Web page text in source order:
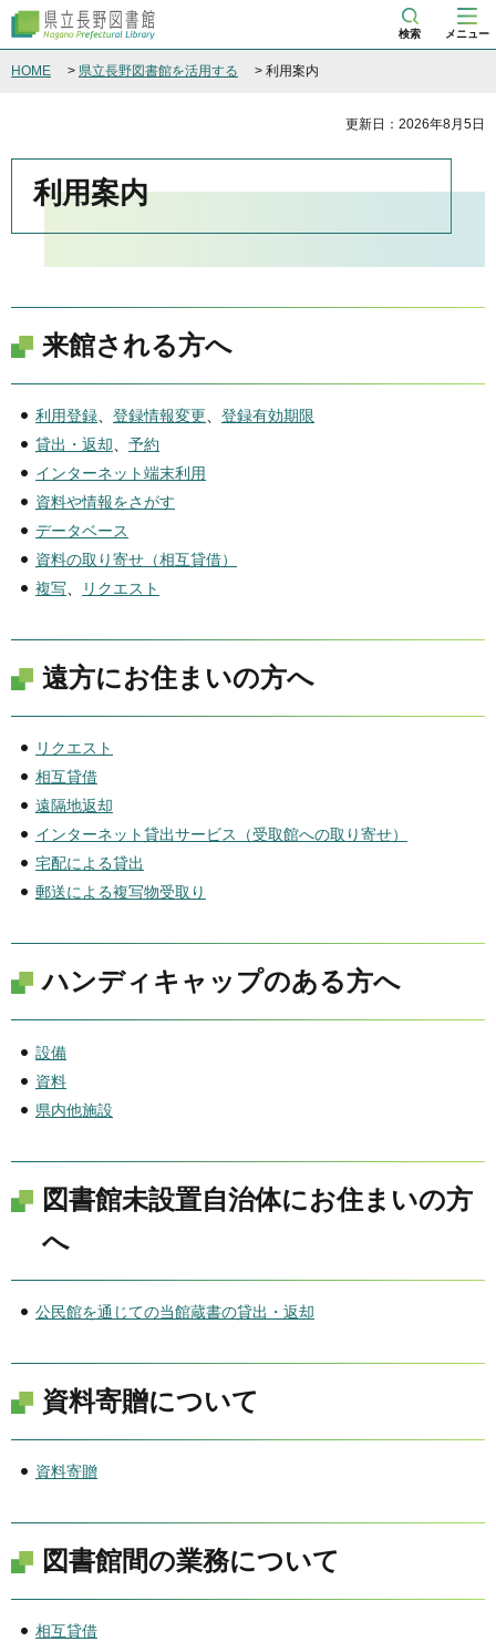
県立長野図書館
検索 メニュー
HOME > 県立長野図書館を活用する > 利用案内
更新日：2026年8月5日
利用案内
来館される方へ
利用登録 登録情報変更
登録有効期限
貸出・返却
予約
インターネット端末利用
資料や情報をさがす
データベース
資料の取り寄せ（相互貸借）
複写
リクエスト
遠方にお住まいの方へ
リクエスト
相互貸借
遠隔地返却
インターネット貸出サービス（受取館への取り寄せ）
宅配による貸出
郵送による複写物受取り
ハンディキャップのある方へ
設備
資料
県内他施設
図書館未設置自治体にお住まいの方
へ
公民館を通じての当館蔵書の貸出・返却
資料寄贈について
資料寄贈
図書館間の業務について
相互貸借